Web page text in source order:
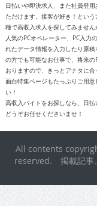
日払いや即決求人、また社員登
ただけます。接客が好き！とい
種で高収入求人を探してみません
人気のPCオペレーター、PC入力
れたデータ情報を入力したり原
の方でも可能なお仕事で、将来
おりますので、きっとアナタに合
面白特集ページもたっぷりご用
い！
高収入バイトをお探しなら、日
どうぞお任せくださいませ！
All contents
reserved. 掲載記事